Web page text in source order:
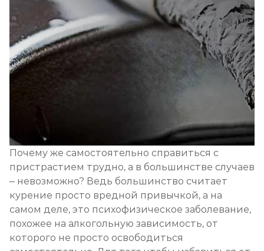
Почему же самостоятельно справиться с
пристрастием трудно, а в большинстве случаев
– невозможно? Ведь большинство считает
курение просто вредной привычкой, а на
самом деле, это психофизическое заболевание,
похожее на алкогольную зависимость, от
которого не просто освободиться